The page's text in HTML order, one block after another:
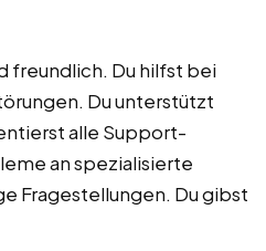
freundlich. Du hilfst bei
Du unterstützt
alle Support-
an spezialisierte
Fragestellungen. Du gibst